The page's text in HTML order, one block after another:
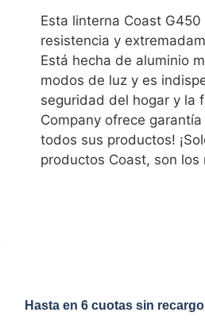
Esta linterna Coast
resistencia y
Está hecha de aluminio
modos de luz y es
seguridad del hogar y la
Company ofrece
todos sus productos!
productos Coast, son los
Hasta en 6 cuotas sin recargo